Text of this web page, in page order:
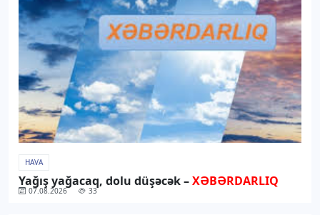
HAVA
Yağış yağacaq, dolu düşəcək –XƏBƏRDARLIQ
07.08.2026 33